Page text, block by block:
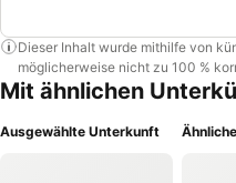
Dieser Inhalt wurde mithilfe von
möglicherweise nicht zu 100 %
Mit ähnlichen
Ausgewählte Unterkunft